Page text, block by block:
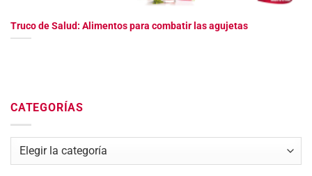
Truco de Salud: Alimentos para combatir las agujetas
CATEGORÍAS
Categorías